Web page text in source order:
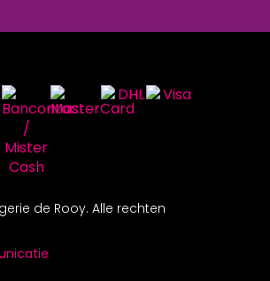
de Rooy. Alle rechten